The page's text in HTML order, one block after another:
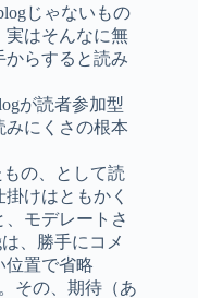
じゃないもの
実はそんなに無
からすると読み
が読者参加型
みにくさの根本
の、として読
けはともかく
モデレートさ
、勝手にコメ
位置で省略
その、期待（あ